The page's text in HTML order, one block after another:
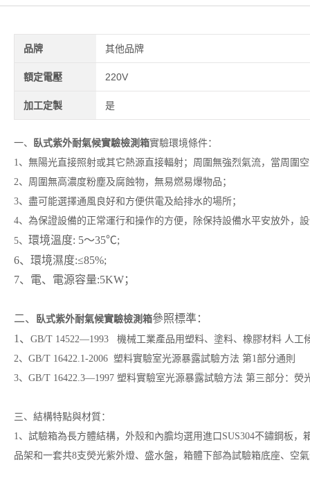
品牌 其他品牌
額定電壓 220V
加工定製 是
一、 臥式紫外耐氣候實驗檢測箱實驗環境條件：
1、無陽光直接照射或其它熱源直接輻射；周圍無強烈氣流，當周圍
2、周圍無高濃度粉塵及腐蝕物，無易燃易爆物品；
3、盡可能選擇通風良好和方便供電及給排水的場所；
4、為保證設備的正常運行和操作的方便，除保持設備水平安放外，
5、 環境溫度: 5～35℃;
6、環境濕度:≤85%;
7、電、 電源容量:5KW；
二、 臥式紫外耐氣候實驗檢測箱參照標準：
1、 GB/T 14522—1993 機械工業產品用塑料、塗料、橡膠材料 人工
2、GB/T 16422.1-2006 塑料實驗室光源暴露試驗方法 第1部分通則
3、GB/T 16422.3—1997 塑料實驗室光源暴露試驗方法 第三部分：熒
三、結構特點與材質：
1、試驗箱為長方體結構，外殼和內膽均選用進口SUS304不鏽鋼板
品架和一套共8支熒光紫外燈、盛水盤，箱體下部為試驗箱底座、空